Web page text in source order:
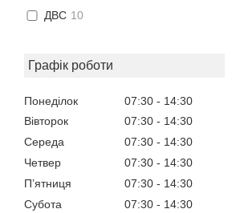
ДВС 10
Графік роботи
Понеділок 07:30
14:30
Вівторок
07:30
14:30
Середа
07:30
14:30
Четвер
07:30
14:30
Пʼятниця
07:30
14:30
Субота
07:30
14:30